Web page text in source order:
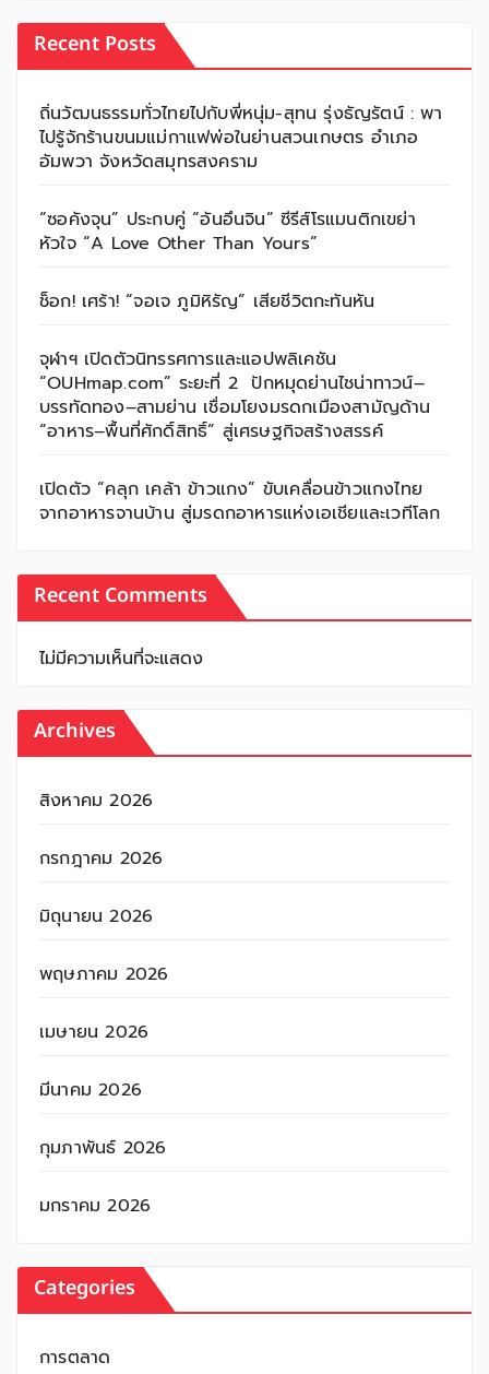
Recent Posts
ถิ่นวัฒนธรรมทั่วไทยไปกับพี่หนุ่ม-สุทน รุ่งธัญรัตน์ : พา
ไปรู้จักร้านขนมแม่กาแฟพ่อในย่านสวนเกษตร อำเภอ
อัมพวา จังหวัดสมุทรสงคราม
“ซอคังจุน” ประกบคู่ “อันอึนจิน” ซีรีส์โรแมนติกเขย่า
หัวใจ “A Love Other Than Yours”
ช็อก! เศร้า! “จอเจ ภูมิหิรัญ” เสียชีวิตกะทันหัน
จุฬาฯ เปิดตัวนิทรรศการและแอปพลิเคชัน
“OUHmap.com” ระยะที่ 2 ปักหมุดย่านไชน่าทาวน์–
บรรทัดทอง–สามย่าน เชื่อมโยงมรดกเมืองสามัญด้าน
“อาหาร–พื้นที่ศักดิ์สิทธิ์” สู่เศรษฐกิจสร้างสรรค์
เปิดตัว “คลุก เคล้า ข้าวแกง” ขับเคลื่อนข้าวแกงไทย
จากอาหารจานบ้าน สู่มรดกอาหารแห่งเอเชียและเวทีโลก
Recent Comments
ไม่มีความเห็นที่จะแสดง
Archives
สิงหาคม 2026
กรกฎาคม 2026
มิถุนายน 2026
พฤษภาคม 2026
เมษายน 2026
มีนาคม 2026
กุมภาพันธ์ 2026
มกราคม 2026
Categories
การตลาด